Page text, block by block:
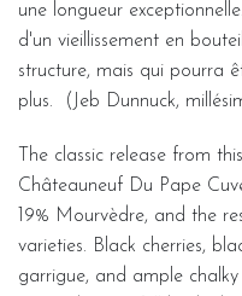
une longueur
d'un vieillissement en
structure, mais qui pourra
plus. (Jeb Dunnuck,
The classic release from
Châteauneuf Du Pape
19% Mourvèdre, and the
varieties. Black cherries,
garrigue, and ample